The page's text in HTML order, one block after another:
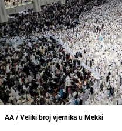
AA / Veliki broj vjernika u Mekki